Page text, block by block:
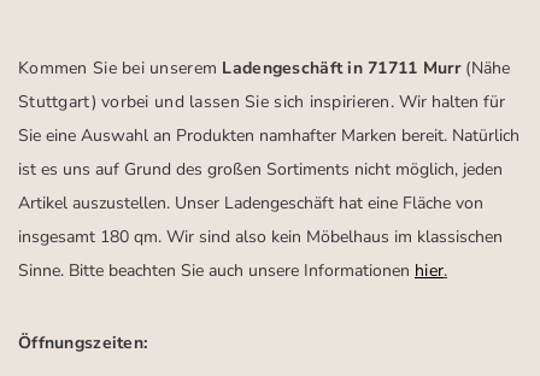
Kommen Sie bei unserem Ladengeschäft in 71711 Murr (Nähe
Stuttgart) vorbei und lassen Sie sich inspirieren.Wir halten für
Sie eine Auswahl an Produkten namhafter Marken bereit. Natürlich
ist es uns auf Grund des großen Sortiments nicht möglich, jeden
Artikel auszustellen. Unser Ladengeschäft hat eine Fläche von
insgesamt 180 qm. Wir sind also kein Möbelhaus im klassischen
Sinne. Bitte beachten Sie auch unsere Informationen hier.
Öffnungszeiten: